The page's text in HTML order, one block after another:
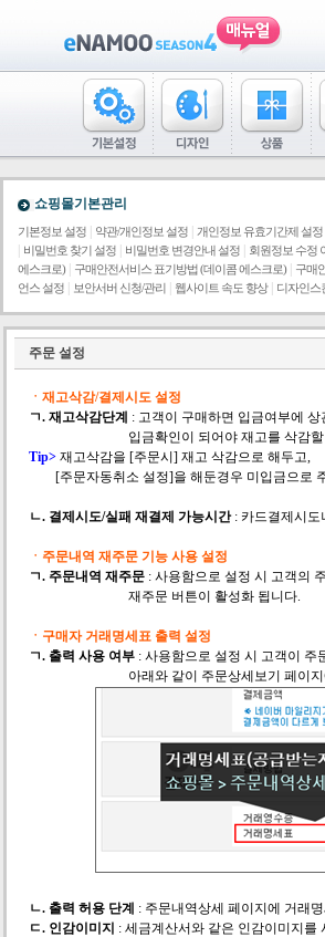
쇼핑몰기본관리
기본정보 설정 약관/개인정보 설정 개인정보 유효기간제 설정
비밀번호 찾기 설정 비밀번호 변경안내 설정 회원정보 수정
에스크로) 구매안전서비스 표기방법 (데이콤 에스크로)
구매
언스 설정
보안서버 신청/관리 웹사이트 속도 향상 디자인스
주문 설정
ㆍ재고삭감/결제시도 설정
ㄱ. 재고삭감단계 : 고객이 구매하면 입금여부에
입금확인이 되어야 재고를 삭감할 것
Tip> 재고삭감을 [주문시] 재고 삭감으로 해두고,
[주문자동취소 설정]을 해둔경우 미입금으로
ㄴ. 결제시도/실패 재결제 가능시간: 카드결제시도
ㆍ주문내역 재주문 기능 사용 설정
ㄱ. 주문내역 재주문 : 사용함으로 설정 시 고객의
재주문 버튼이 활성화 됩니다.
ㆍ구매자 거래명세표 출력 설정
ㄱ. 출력 사용 여부 : 사용함으로 설정 시 고객이
아래와 같이 주문상세보기 페이지에 거
ㄴ. 출력 허용 단계 : 주문내역상세 페이지에 거래
ㄷ. 인감이미지 : 세금계산서와 같은 인감이미지